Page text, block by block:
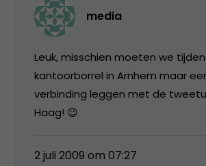
media
Leuk, misschien moeten we
kantoorborrel in Arnhem maar
verbinding leggen met de
Haag! 😉
2 juli 2009 om 07:27